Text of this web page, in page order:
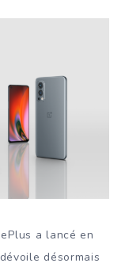
a lancé en
désormais